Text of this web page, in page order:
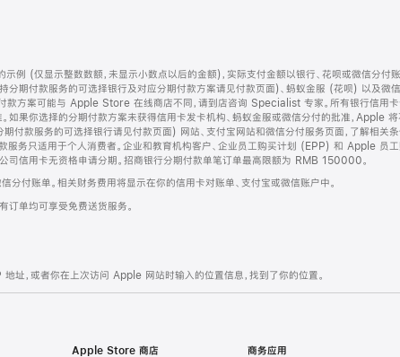
例 (仅显示整数数额，未显示小数点以后的金额)，实际支付金额以银行、花呗或微信分付
分期付款服务的可选择银行及对应分期付款方案请见付款页面)、蚂蚁金服 (花呗) 以及微
方案可能与 Apple Store 在线商店不同，请到店咨询 Specialist 专家。所有银行信用卡
。如果你选择的分期付款方案未获得信用卡发卡机构、蚂蚁金服或微信分付的批准，Apple
付款服务的可选择银行请见付款页面) 网站、支付宝网站和微信分付服务页面，了解相关
服务只适用于个人消费者。企业和教育机构客户、企业员工购买计划 (EPP) 和 Apple 员
司信用卡无资格申请分期。招商银行分期付款单笔订单最高限额为 RMB 150000。
分付账单。相关财务费用将显示在你的信用卡对账单、支付宝或微信账户中。
订单均可享受免费送货服务。
址，或者你在上次访问 Apple 网站时输入的位置信息，找到了你的位置。
Apple Store 商店 商务应用